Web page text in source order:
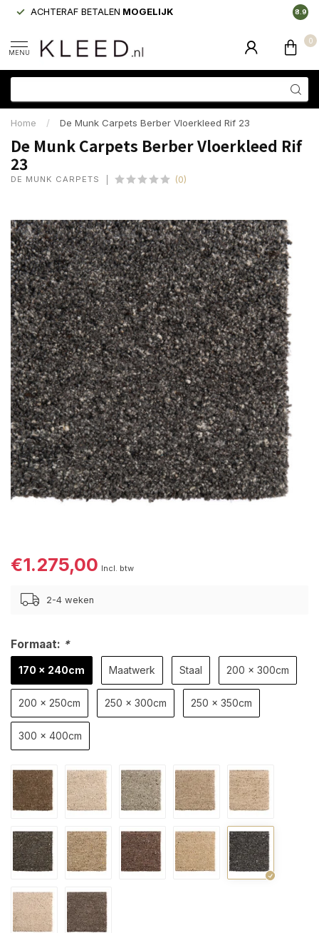
ACHTERAF BETALEN MOGELIJK 8.9
MENU
0
Home / De Munk Carpets Berber Vloerkleed Rif 23
De Munk Carpets Berber Vloerkleed Rif
23
DE MUNK CARPETS (0)
€1.275,00 Incl. btw
2-4 weken
Formaat: *
170 x 240cm Maatwerk Staal 200 x 300cm
200 x 250cm 250 x 300cm 250 x 350cm
300 x 400cm